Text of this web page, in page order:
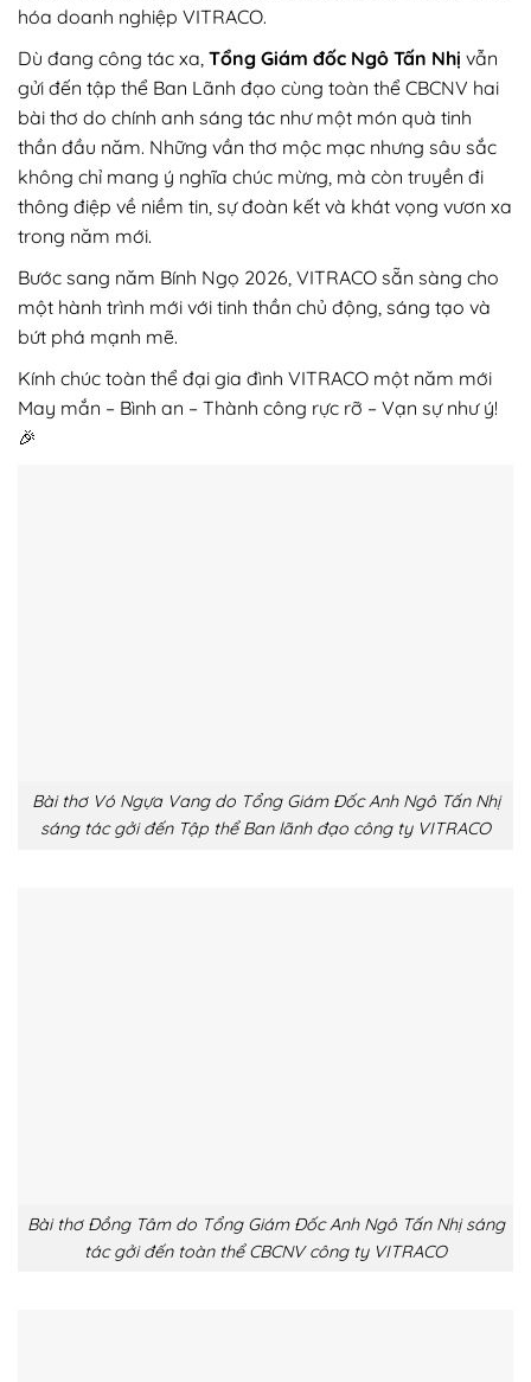
hóa doanh nghiệp VITRACO.
Dù đang công tác xa, Tổng Giám đốc Ngô Tấn Nhị vẫn
gửi đến tập thể Ban Lãnh đạo cùng toàn thể CBCNV hai
bài thơ do chính anh sáng tác như một món quà tinh
thần đầu năm. Những vần thơ mộc mạc nhưng sâu sắc
không chỉ mang ý nghĩa chúc mừng, mà còn truyền đi
thông điệp về niềm tin, sự đoàn kết và khát vọng vươn xa
trong năm mới.
Bước sang năm Bính Ngọ 2026, VITRACO sẵn sàng cho
một hành trình mới với tinh thần chủ động, sáng tạo và
bứt phá mạnh mẽ.
Kính chúc toàn thể đại gia đình VITRACO một năm mới
May mắn – Bình an – Thành công rực rỡ – Vạn sự như ý!
🎉
Bài thơ Vó Ngựa Vang do Tổng Giám Đốc Anh Ngô Tấn Nhị
sáng tác gởi đến Tập thể Ban lãnh đạo công ty VITRACO
Bài thơ Đồng Tâm do Tổng Giám Đốc Anh Ngô Tấn Nhị sáng
tác gởi đến toàn thể CBCNV công ty VITRACO